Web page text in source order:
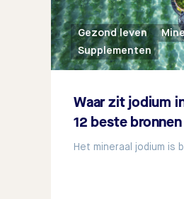
Gezond leven
Supplementen
Waar zit jodium
12 beste bronnen
Het mineraal jodium is